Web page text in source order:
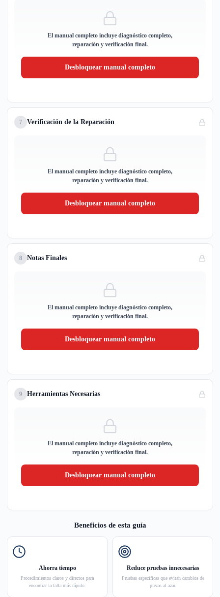
El manual completo incluye diagnóstico completo,
reparación y verificación final.
Desbloquear manual completo
7 Verificación de la Reparación
El manual completo incluye diagnóstico completo,
reparación y verificación final.
Desbloquear manual completo
8 Notas Finales
El manual completo incluye diagnóstico completo,
reparación y verificación final.
Desbloquear manual completo
9 Herramientas Necesarias
El manual completo incluye diagnóstico completo,
reparación y verificación final.
Desbloquear manual completo
Beneficios de esta guía
Ahorra tiempo
Procedimientos claros y directos para
encontrar la falla más rápido.
Reduce pruebas innecesarias
Pruebas específicas que evitan cambios de
piezas al azar.